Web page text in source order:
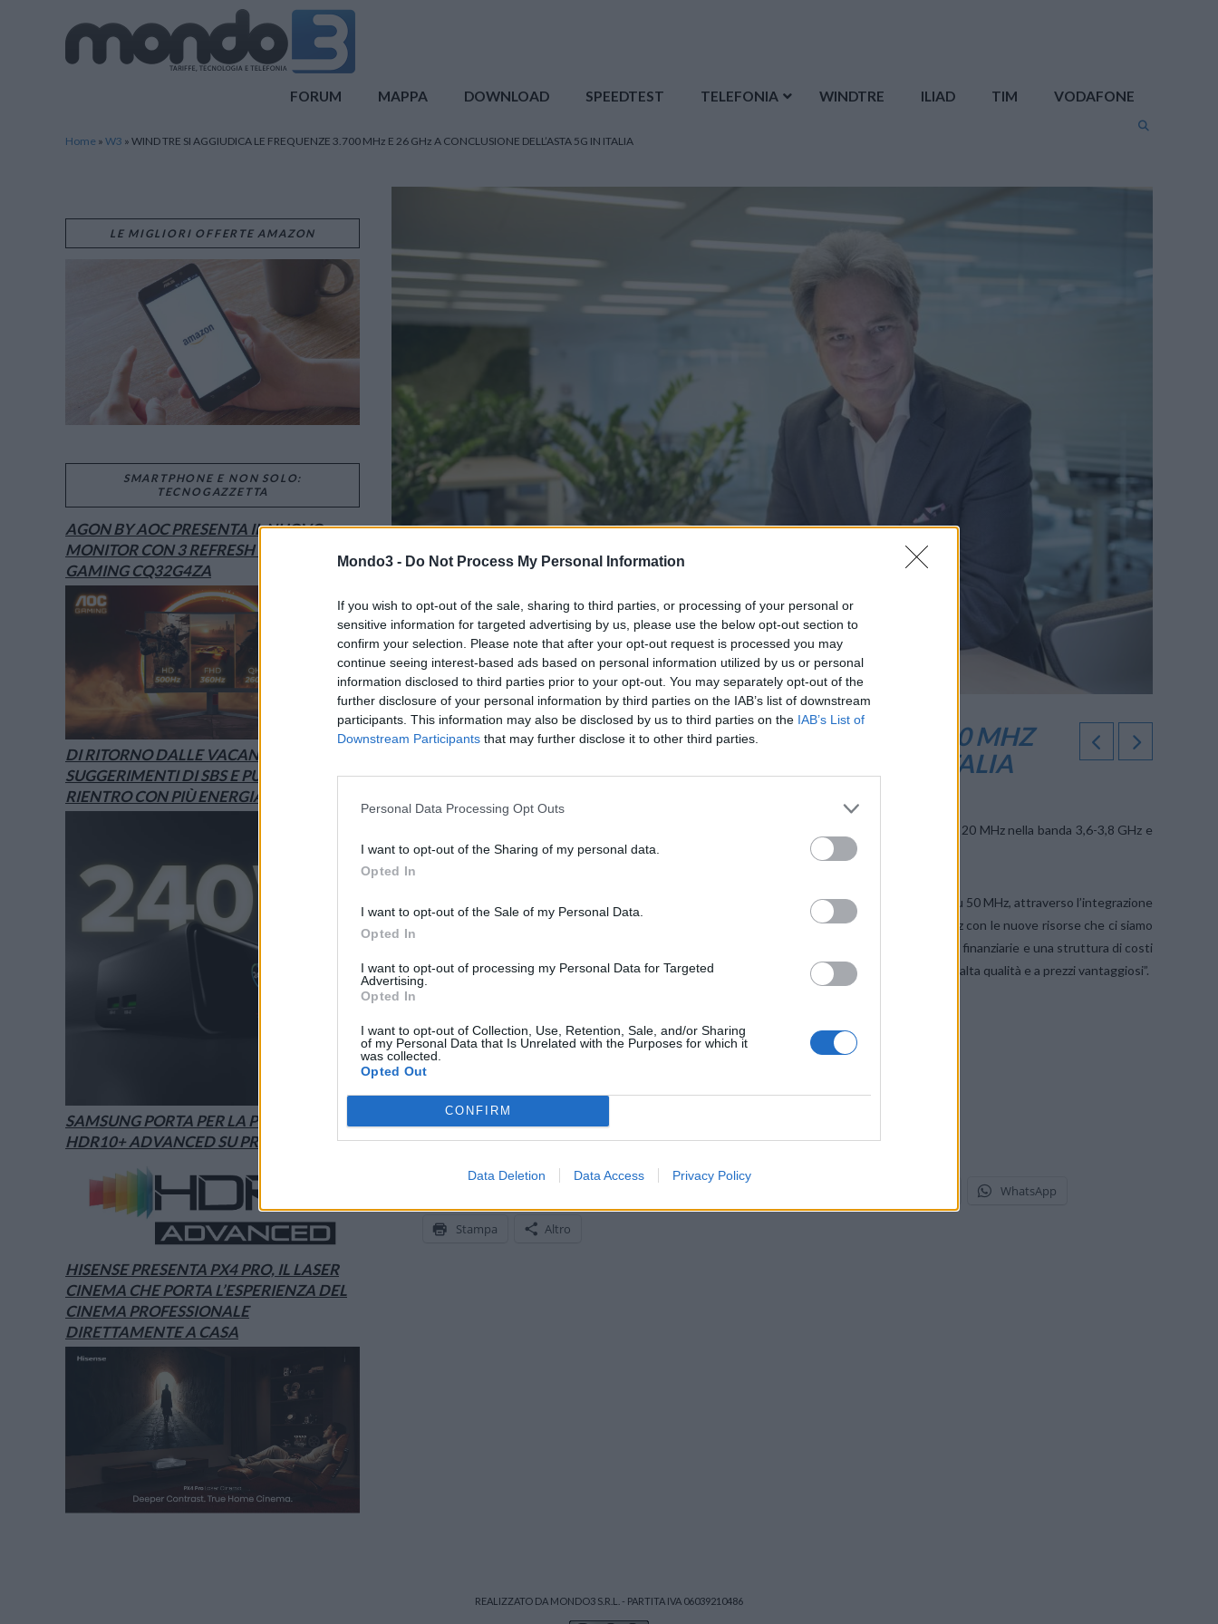
Mondo3 - Do Not Process My Personal Information
If you wish to opt-out of the sale, sharing to third parties, or processing of your personal or
sensitive information for targeted advertising by us, please use the below opt-out section to
confirm your selection. Please note that after your opt-out request is processed you may
continue seeing interest-based ads based on personal information utilized by us or personal
information disclosed to third parties prior to your opt-out. You may separately opt-out of the
further disclosure of your personal information by third parties on the IAB’s list of downstream
participants. This information may also be disclosed by us to third parties on the IAB’s List of
Downstream Participants that may further disclose it to other third parties.
Personal Data Processing Opt Outs
I want to opt-out of the Sharing of my personal data.
Opted In
I want to opt-out of the Sale of my Personal Data.
Opted In
I want to opt-out of processing my Personal Data for Targeted
Advertising.
Opted In
I want to opt-out of Collection, Use, Retention, Sale, and/or Sharing
of my Personal Data that Is Unrelated with the Purposes for which it
was collected.
Opted Out
CONFIRM
Data Deletion Data Access Privacy Policy
FORUM MAPPA DOWNLOAD SPEEDTEST TELEFONIA WINDTRE ILIAD TIM VODAFONE
Home » W3 » WIND TRE SI AGGIUDICA LE FREQUENZE 3.700 MHz E 26 GHz A CONCLUSIONE DELL’ASTA 5G IN ITALIA
WIND TRE SI AGGIUDICA LE FREQUENZE 3.700 MHZ
E 26 GHZ A CONCLUSIONE DELL’ASTA 5G IN ITALIA
Dopo 14 giorni si è conclusa la gara 5G in Italia. Wind Tre ha acquistato per 517 milioni di euro 20 MHz nella banda 3,6-3,8 GHz e
200 MHz in quella 26,5-27,5 GHz.
Jeffrey Hedberg, CEO di Wind Tre, commenta: “Saremo in grado di lanciare i nuovi servizi 5G su 50 MHz, attraverso l’integrazione
dei nostri attuali, e non ancora utilizzati, 30 MHz nello spettro di frequenze ‘5G ready’ a 2,6 GHz con le nuove risorse che ci siamo
aggiudicati nell’asta odierna. Siamo fortemente impegnati sul futuro del 5G e abbiamo le risorse finanziarie e una struttura di costi
snella, per continuare a innovare e a fornire ai nostri clienti in tutto il Paese servizi broadband di alta qualità e a prezzi vantaggiosi”.
WhatsApp
Stampa Altro
LE MIGLIORI OFFERTE AMAZON
SMARTPHONE E NON SOLO:
TECNOGAZZETTA
AGON BY AOC PRESENTA IL NUOVO
MONITOR CON 3 REFRESH RATE: ECCO IL
GAMING CQ32G4ZA
DI RITORNO DALLE VACANZE? I
SUGGERIMENTI DI SBS E PURO PER UN
RIENTRO CON PIÙ ENERGIA
SAMSUNG PORTA PER LA PRIMA VOLTA
HDR10+ ADVANCED SU PRIME VIDEO
HISENSE PRESENTA PX4 PRO, IL LASER
CINEMA CHE PORTA L’ESPERIENZA DEL
CINEMA PROFESSIONALE
DIRETTAMENTE A CASA
REALIZZATO DA MONDO3 S.R.L. - PARTITA IVA 06039210486